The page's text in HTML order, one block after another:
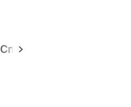
Спецпроекты